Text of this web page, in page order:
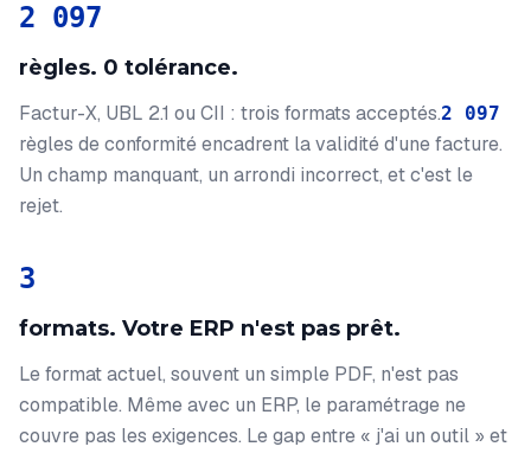
2 097
règles. 0 tolérance.
Factur-X, UBL 2.1 ou CII : trois formats acceptés.2 097
règles de conformité encadrent la validité d'une facture.
Un champ manquant, un arrondi incorrect, et c'est le
rejet.
3
formats. Votre ERP n'est pas prêt.
Le format actuel, souvent un simple PDF, n'est pas
compatible. Même avec un ERP, le paramétrage ne
couvre pas les exigences. Le gap entre « j'ai un outil » et